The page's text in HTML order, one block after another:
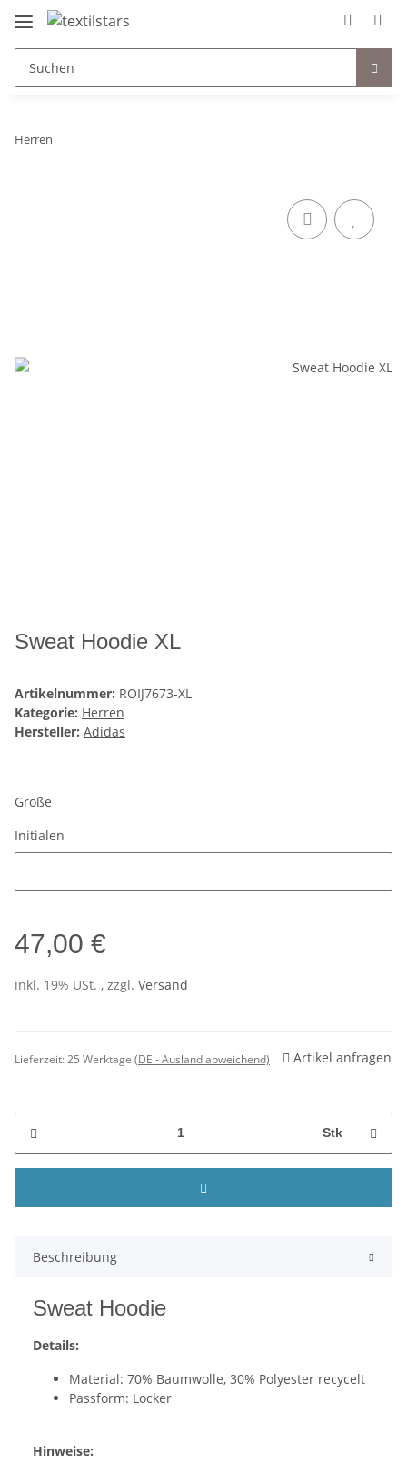
Herren
Sweat Hoodie XL
Artikelnummer: ROIJ7673-XL
Kategorie: Herren
Hersteller: Adidas
Größe
Initialen
47,00 €
inkl. 19% USt. , zzgl. Versand
Lieferzeit:25 Werktage (DE - Ausland abweichend) Artikel anfragen
Stk
Beschreibung
Sweat Hoodie
Details:
Material: 70% Baumwolle, 30% Polyester recycelt
Passform: Locker
Hinweise: